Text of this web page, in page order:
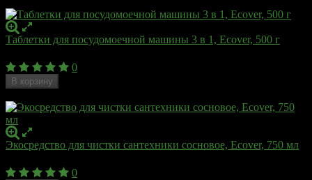
Таблетки для посудомоечной машины 3 в 1, Ecover, 500 г
0
В корзину
Экосредство для чистки сантехники сосновое, Ecover, 750 мл
0